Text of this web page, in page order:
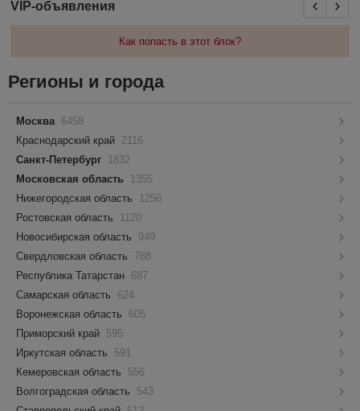
VIP-объявления
Как попасть в этот блок?
Регионы и города
Москва 6458
Краснодарский край 2116
Санкт-Петербург 1832
Московская область 1355
Нижегородская область
1256
Ростовская область
1120
Новосибирская область
949
Свердловская область
788
Республика Татарстан 687
Самарская область
624
Воронежская область
605
Приморский край 595
Иркутская область
591
Кемеровская область
556
Волгоградская область
543